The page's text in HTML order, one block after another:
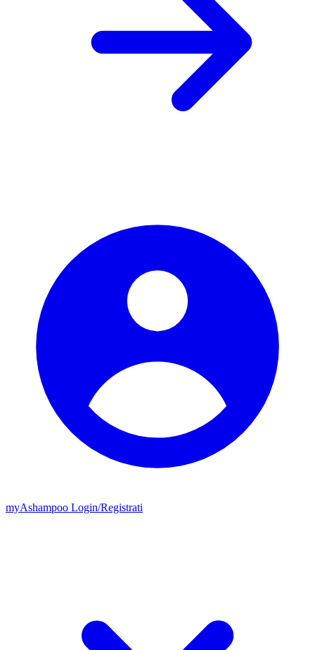
myAshampoo Login/Registrati